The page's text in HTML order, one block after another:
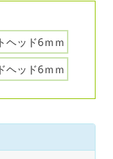
ヘッド6ｍｍ
ヘッド6ｍｍ